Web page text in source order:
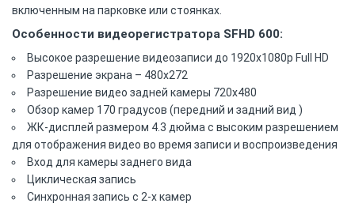
включенным на парковке или стоянках.
Особенности видеорегистратора SFHD 600:
Высокое разрешение видеозаписи до 1920х1080р Full HD
Разрешение экрана – 480х272
Разрешение видео задней камеры 720х480
Обзор камер 170 градусов (передний и задний вид )
ЖК-дисплей размером 4.3 дюйма с высоким разрешением
для отображения видео во время записи и воспроизведения
Вход для камеры заднего вида
Циклическая запись
Синхронная запись с 2-х камер